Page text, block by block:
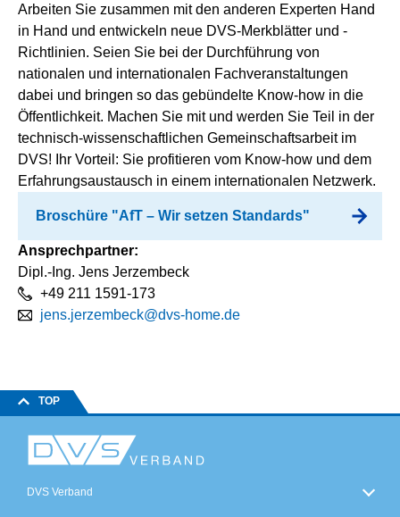
Arbeiten Sie zusammen mit den anderen Experten Hand
in Hand und entwickeln neue DVS-Merkblätter und -
Richtlinien. Seien Sie bei der Durchführung von
nationalen und internationalen Fachveranstaltungen
dabei und bringen so das gebündelte Know-how in die
Öffentlichkeit. Machen Sie mit und werden Sie Teil in der
technisch-wissenschaftlichen Gemeinschaftsarbeit im
DVS! Ihr Vorteil: Sie profitieren vom Know-how und dem
Erfahrungsaustausch in einem internationalen Netzwerk.
Broschüre "AfT – Wir setzen Standards"
Ansprechpartner:
Dipl.-Ing. Jens Jerzembeck
+49 211 1591-173
jens.jerzembeck@dvs-home.de
TOP
DVS Verband